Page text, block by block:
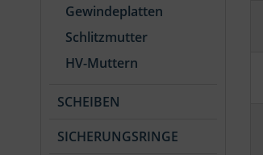
Gewindeplatten
Schlitzmutter
HV-Muttern
SCHEIBEN
SICHERUNGSRINGE